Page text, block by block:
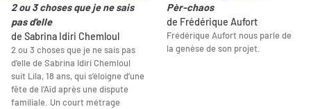
2 ou 3 choses que je ne sais
pas d'elle
de Sabrina Idiri Chemloul
2 ou 3 choses que je ne sais pas
d’elle de Sabrina Idiri Chemloul
suit Lila, 18 ans, qui s’éloigne d’une
fête de l’Aïd après une dispute
familiale. Un court métrage
Pèr-chaos
de Frédérique Aufort
Frédérique Aufort nous parle de
la genèse de son projet.